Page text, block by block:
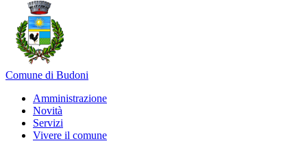
Comune di Budoni
Amministrazione
Novità
Servizi
Vivere il comune